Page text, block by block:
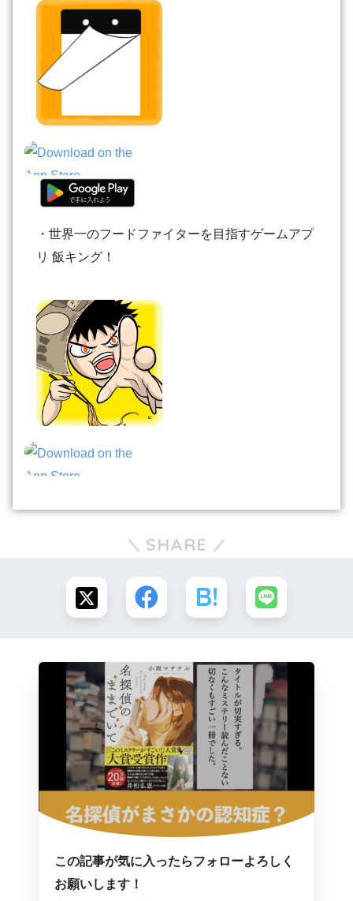
・世界一のフードファイターを目指すゲームアプ
リ 飯キング！
SHARE
この記事が気に入ったらフォローよろしく
お願いします！